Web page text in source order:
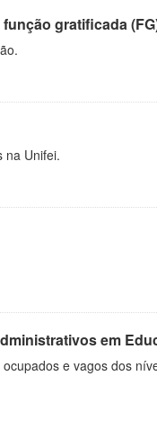
gratificada
na Unifei.
em
e vagos dos